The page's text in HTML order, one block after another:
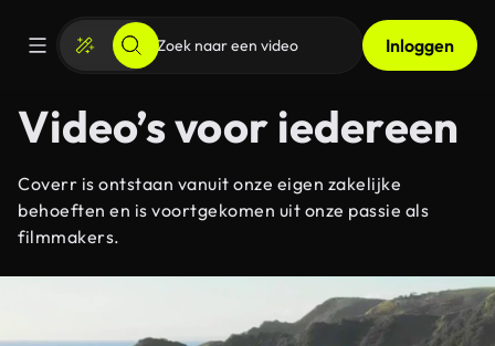
Inloggen
Video’s voor iedereen
Coverr is ontstaan ​​vanuit onze eigen zakelijke
behoeften en is voortgekomen uit onze passie als
filmmakers.